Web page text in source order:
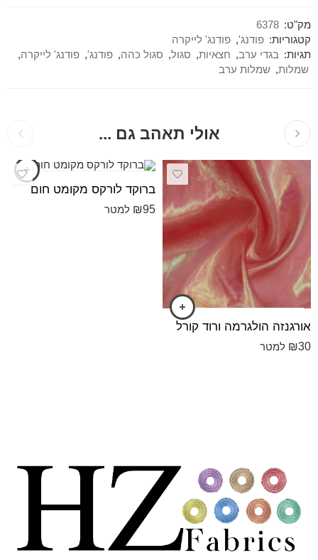
מק"ט: 6378
קטגוריות: פודנג', פודנג' לייקרה
תגיות: בגדי ערב, חצאיות, סגול, סגול כהה, פודנג', פודנג' לייקרה,
שמלות, שמלות ערב
אולי תאהב גם ...
אורגנזה הולגרמה ורוד קורל
₪30 למטר
ברוקד לורקס מקומט חום
₪95 למטר